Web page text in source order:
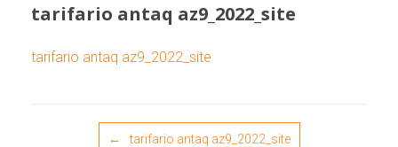
tarifario antaq az9_2022_site
tarifario antaq az9_2022_site
← tarifario antaq az9_2022_site